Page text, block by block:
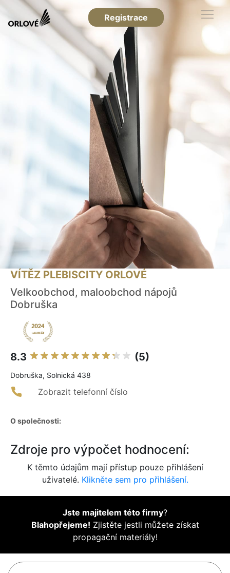
Registrace
VÍTĚZ PLEBISCITY ORLOVÉ
Velkoobchod, maloobchod nápojů
Dobruška
8.3 (5)
Dobruška, Solnická 438
Zobrazit telefonní číslo
O společnosti:
Zdroje pro výpočet hodnocení:
K těmto údajům mají přístup pouze přihlášení
uživatelé. Klikněte sem pro přihlášení.
Jste majitelem této firmy?
Blahopřejeme! Zjistěte jestli můžete získat
propagační materiály!